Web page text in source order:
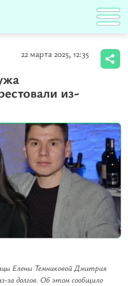
22 марта 2025, 12:35
из-
Елены Темниковой Дмитрия
за долгов. Об этом сообщило